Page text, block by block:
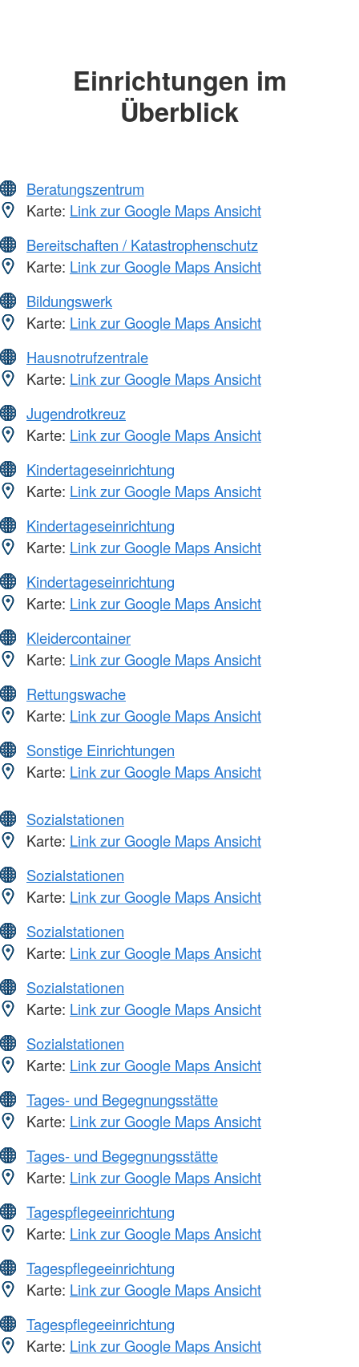
Einrichtungen im
Überblick
Beratungszentrum
Karte: Link zur Google Maps Ansicht
Bereitschaften / Katastrophenschutz
Karte: Link zur Google Maps Ansicht
Bildungswerk
Karte: Link zur Google Maps Ansicht
Hausnotrufzentrale
Karte: Link zur Google Maps Ansicht
Jugendrotkreuz
Karte: Link zur Google Maps Ansicht
Kindertageseinrichtung
Karte: Link zur Google Maps Ansicht
Kindertageseinrichtung
Karte: Link zur Google Maps Ansicht
Kindertageseinrichtung
Karte: Link zur Google Maps Ansicht
Kleidercontainer
Karte: Link zur Google Maps Ansicht
Rettungswache
Karte: Link zur Google Maps Ansicht
Sonstige Einrichtungen
Karte: Link zur Google Maps Ansicht
Sozialstationen
Karte: Link zur Google Maps Ansicht
Sozialstationen
Karte: Link zur Google Maps Ansicht
Sozialstationen
Karte: Link zur Google Maps Ansicht
Sozialstationen
Karte: Link zur Google Maps Ansicht
Sozialstationen
Karte: Link zur Google Maps Ansicht
Tages- und Begegnungsstätte
Karte: Link zur Google Maps Ansicht
Tages- und Begegnungsstätte
Karte: Link zur Google Maps Ansicht
Tagespflegeeinrichtung
Karte: Link zur Google Maps Ansicht
Tagespflegeeinrichtung
Karte: Link zur Google Maps Ansicht
Tagespflegeeinrichtung
Karte: Link zur Google Maps Ansicht